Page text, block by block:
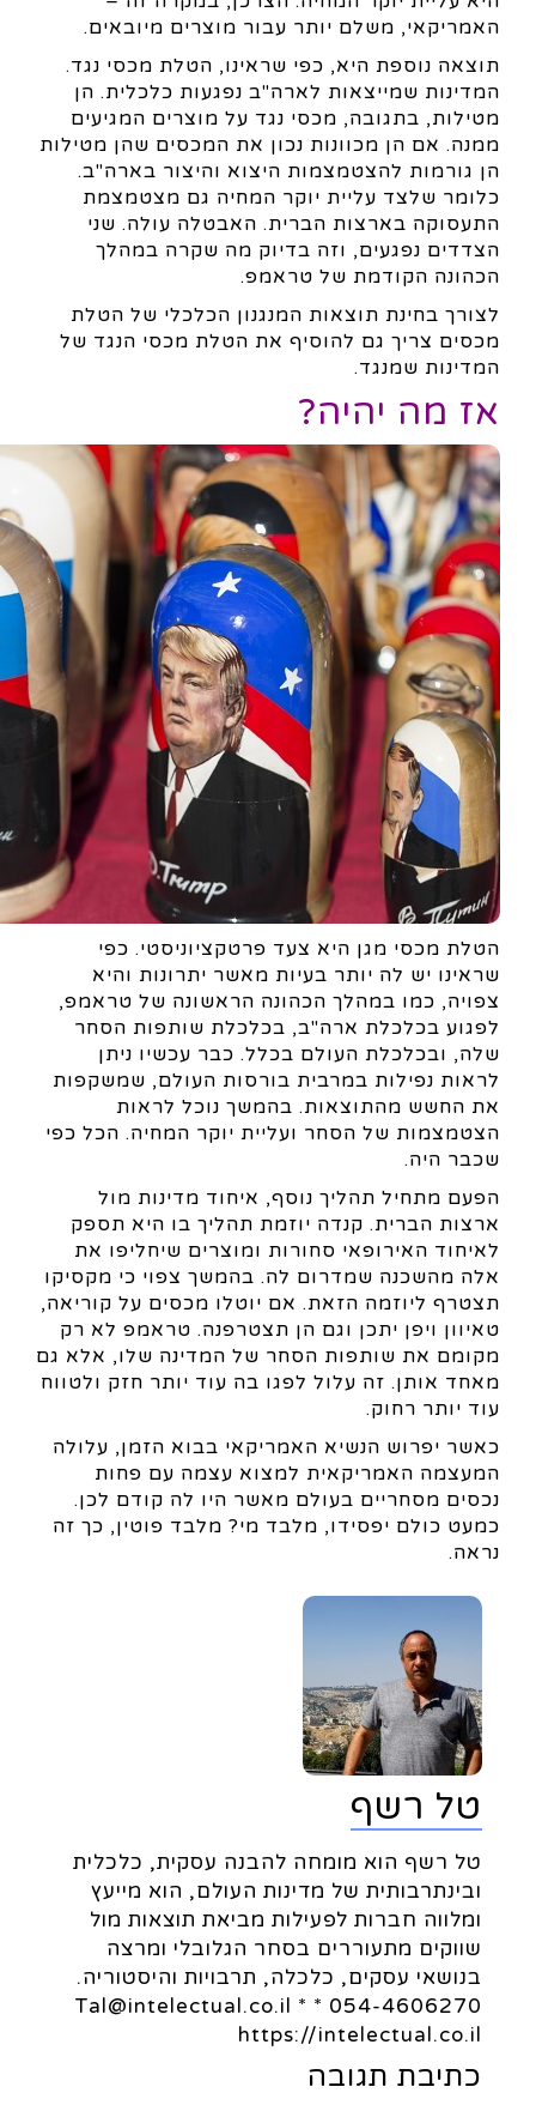
האמריקאי, משלם יותר עבור מוצרים מיובאים.
תוצאה נוספת היא, כפי שראינו, הטלת מכסי נגד.
המדינות שמייצאות לארה"ב נפגעות כלכלית. הן
מטילות, בתגובה, מכסי נגד על מוצרים המגיעים
ממנה. אם הן מכוונות נכון את המכסים שהן מטילות
הן גורמות להצטמצמות היצוא והיצור בארה"ב.
כלומר שלצד עליית יוקר המחיה גם מצטמצמת
התעסוקה בארצות הברית. האבטלה עולה. שני
הצדדים נפגעים, וזה בדיוק מה שקרה במהלך
הכהונה הקודמת של טראמפ.
לצורך בחינת תוצאות המנגנון הכלכלי של הטלת
מכסים צריך גם להוסיף את הטלת מכסי הנגד של
המדינות שמנגד.
אז מה יהיה?
הטלת מכסי מגן היא צעד פרטקציוניסטי. כפי
שראינו יש לה יותר בעיות מאשר יתרונות והיא
צפויה, כמו במהלך הכהונה הראשונה של טראמפ,
לפגוע בכלכלת ארה"ב, בכלכלת שותפות הסחר
שלה, ובכלכלת העולם בכלל. כבר עכשיו ניתן
לראות נפילות במרבית בורסות העולם, שמשקפות
את החשש מהתוצאות. בהמשך נוכל לראות
הצטמצמות של הסחר ועליית יוקר המחיה. הכל כפי
שכבר היה.
הפעם מתחיל תהליך נוסף, איחוד מדינות מול
ארצות הברית. קנדה יוזמת תהליך בו היא תספק
לאיחוד האירופאי סחורות ומוצרים שיחליפו את
אלה מהשכנה שמדרום לה. בהמשך צפוי כי מקסיקו
תצטרף ליוזמה הזאת. אם יוטלו מכסים על קוריאה,
טאיוון ויפן יתכן וגם הן תצטרפנה. טראמפ לא רק
מקומם את שותפות הסחר של המדינה שלו, אלא גם
מאחד אותן. זה עלול לפגו בה עוד יותר חזק ולטווח
עוד יותר רחוק.
כאשר יפרוש הנשיא האמריקאי בבוא הזמן, עלולה
המעצמה האמריקאית למצוא עצמה עם פחות
נכסים מסחריים בעולם מאשר היו לה קודם לכן.
כמעט כולם יפסידו, מלבד מי? מלבד פוטין, כך זה
נראה.
טל רשף
טל רשף הוא מומחה להבנה עסקית, כלכלית
ובינתרבותית של מדינות העולם, הוא מייעץ
ומלווה חברות לפעילות מביאת תוצאות מול
שווקים מתעוררים בסחר הגלובלי ומרצה
בנושאי עסקים, כלכלה, תרבויות והיסטוריה.
054-4606270 * Tal@intelectual.co.il *
https://intelectual.co.il
כתיבת תגובה